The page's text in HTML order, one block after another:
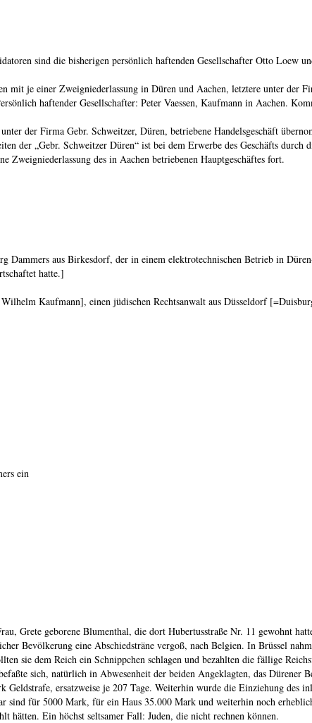
sind die bisherigen persönlich haftenden Gesellschafter Otto Loew
je einer Zweigniederlassung in Düren und Aachen, letztere unter der
haftender Gesellschafter: Peter Vaessen, Kaufmann in Aachen.
der Firma Gebr. Schweitzer, Düren, betriebene Handelsgeschäft
der „Gebr. Schweitzer Düren“ ist bei dem Erwerbe des Geschäfts durch
Zweigniederlassung des in Aachen betriebenen Hauptgeschäftes fort.
Dammers aus Birkesdorf, der in einem elektrotechnischen Betrieb in
hatte.]
Kaufmann], einen jüdischen Rechtsanwalt aus Düsseldorf
ein
Grete geborene Blumenthal, die dort Hubertusstraße Nr. 11 gewohnt
Bevölkerung eine Abschiedsträne vergoß, nach Belgien. In Brüssel
sie dem Reich ein Schnippchen schlagen und bezahlten die fällige
sich, natürlich in Abwesenheit der beiden Angeklagten, das Dürener
ersatzweise je 207 Tage. Weiterhin wurde die Einziehung des
für 5000 Mark, für ein Haus 35.000 Mark und weiterhin noch
hätten. Ein höchst seltsamer Fall: Juden, die nicht rechnen können.